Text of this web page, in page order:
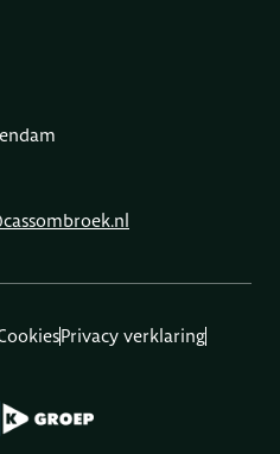
Privacy verklaring